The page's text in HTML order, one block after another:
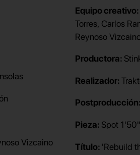
Vizcaino
Equipo creativo:
Torres, Carlos
Reynoso
Productora:
Realizador:
Postproducción:
Pieza: Spot 1'50"
Título: 'Rebuild